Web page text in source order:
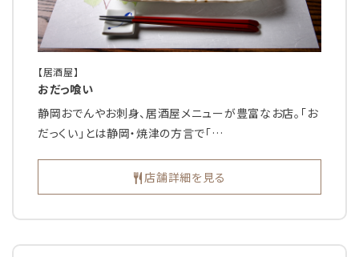
【居酒屋】
おだっ喰い
静岡おでんやお刺身、居酒屋メニューが豊富なお店。「お
だっくい」とは静岡・焼津の方言で「…
店舗詳細を見る